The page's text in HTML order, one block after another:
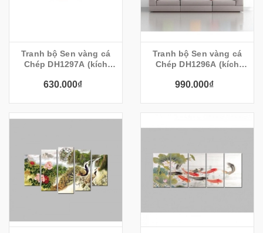
Tranh bộ Sen vàng cá
Chép DH1297A (kích
630.000₫
Tranh bộ Sen vàng cá
Chép DH1296A (kích
990.000₫